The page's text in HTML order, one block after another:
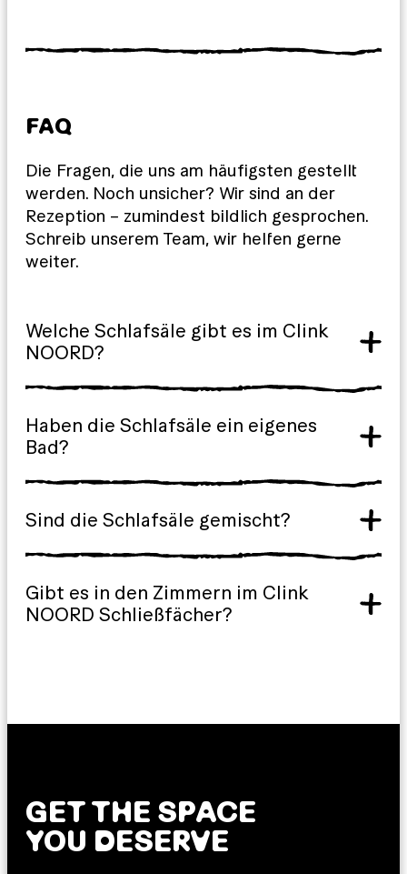
FAQ
Die Fragen, die uns am häufigsten gestellt
werden. Noch unsicher? Wir sind an der
Rezeption – zumindest bildlich gesprochen.
Schreib unserem Team, wir helfen gerne
weiter.
Welche Schlafsäle gibt es im Clink
NOORD?
Haben die Schlafsäle ein eigenes
Bad?
Sind die Schlafsäle gemischt?
Gibt es in den Zimmern im Clink
NOORD Schließfächer?
GET THE SPACE
YOU DESERVE